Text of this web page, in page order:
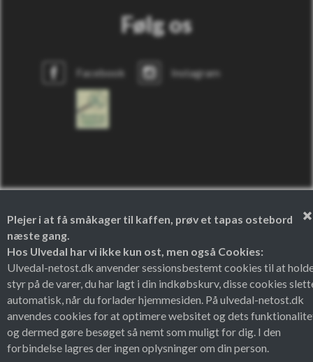
Plejer i at få småkager til kaffen, prøv et tapas ostebord
næste gang.
Hos Ulvedal har vi ikke kun ost, men også Cookies:
Ulvedal-netost.dk anvender sessionsbestemt cookies til at
styr på de varer, du har lagt i din indkøbskurv, disse cookies
automatisk, når du forlader hjemmesiden. På ulvedal-netost.dk
anvendes cookies for at optimere websitet og dets
og dermed gøre besøget så nemt som muligt for dig. I den
forbindelse lagres der ingen oplysninger om din person.
Følg os
Facebook Instagram
Theme by